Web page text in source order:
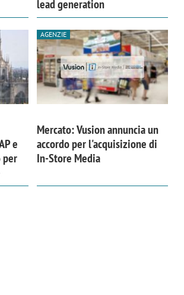
lead generation
e
per
AGENZIE
Mercato: Vusion annuncia un
accordo per l'acquisizione di
In-Store Media
tradurli in azioni»